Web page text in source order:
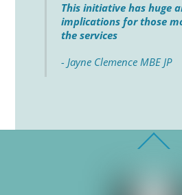
This initiative has huge
implications for those
the services
- Jayne Clemence MBE JP
To